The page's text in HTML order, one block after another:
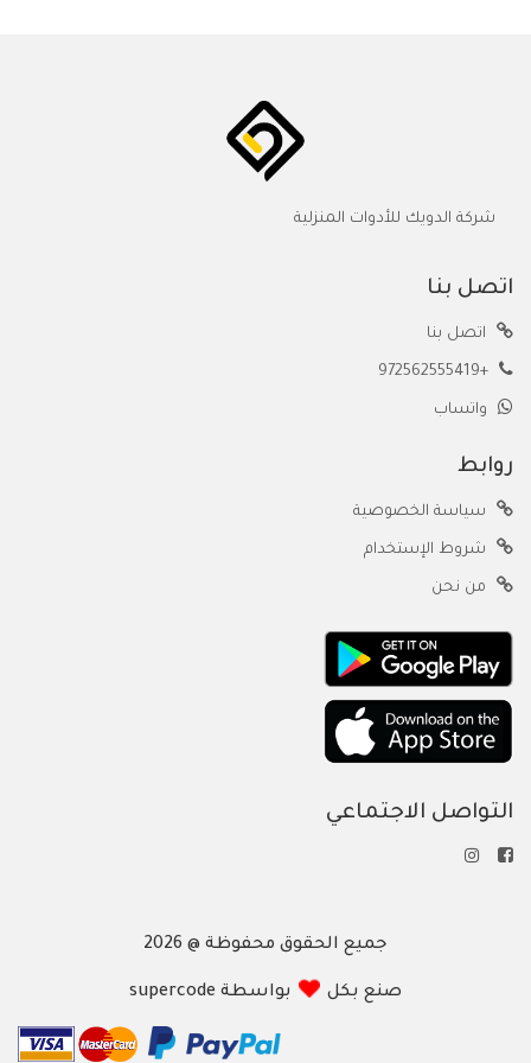
شركة الدويك للأدوات المنزلية
اتصل بنا
اتصل بنا
+972562555419
واتساب
روابط
سياسة الخصوصية
شروط الإستخدام
من نحن
التواصل الاجتماعي
جميع الحقوق محفوظة @ 2026
صنع بكل بواسطة supercode